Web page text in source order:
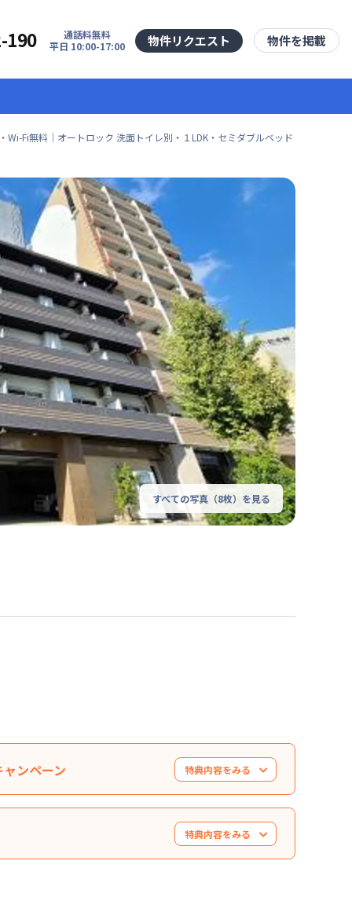
190
通話料無料
平日 10:00-17:00
物件リクエスト 物件を掲載
Wi-Fi無料｜オートロック 洗面トイレ別・１LDK・セミダブルベッド
すべての写真（8枚）を見る
ンペーン 特典内容をみる
円値引き）※管理費と水道光熱費は割引対象
ます。※他のキャンペーンとの併用はできませ
ます。お気軽にお問い合わせください。
特典内容をみる